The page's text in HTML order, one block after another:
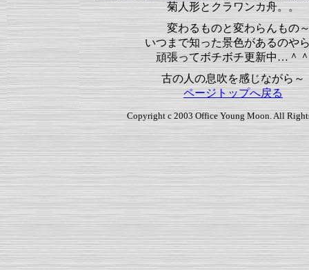
菊人形とクラワンカ舟。。
変わるものと変わらんもの
いつまで知った景色があるのや
頑張ってボチボチ更新中…＾
古の人の息吹を感じながら～
ページトップへ戻る
Copyright c 2003 Office Young Moon. All